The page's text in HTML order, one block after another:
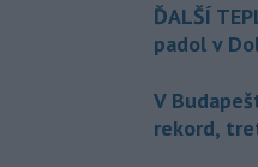
ĎALŠÍ
padol v
V
rekord,